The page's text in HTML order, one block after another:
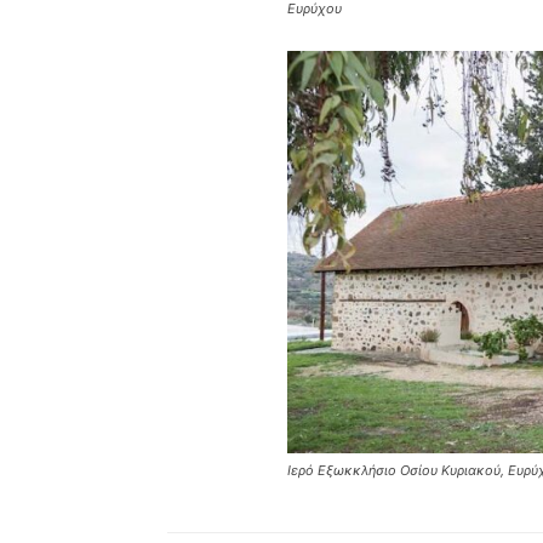
Ευρύχου
Ιερό Εξωκκλήσιο Οσίου Κυριακού,